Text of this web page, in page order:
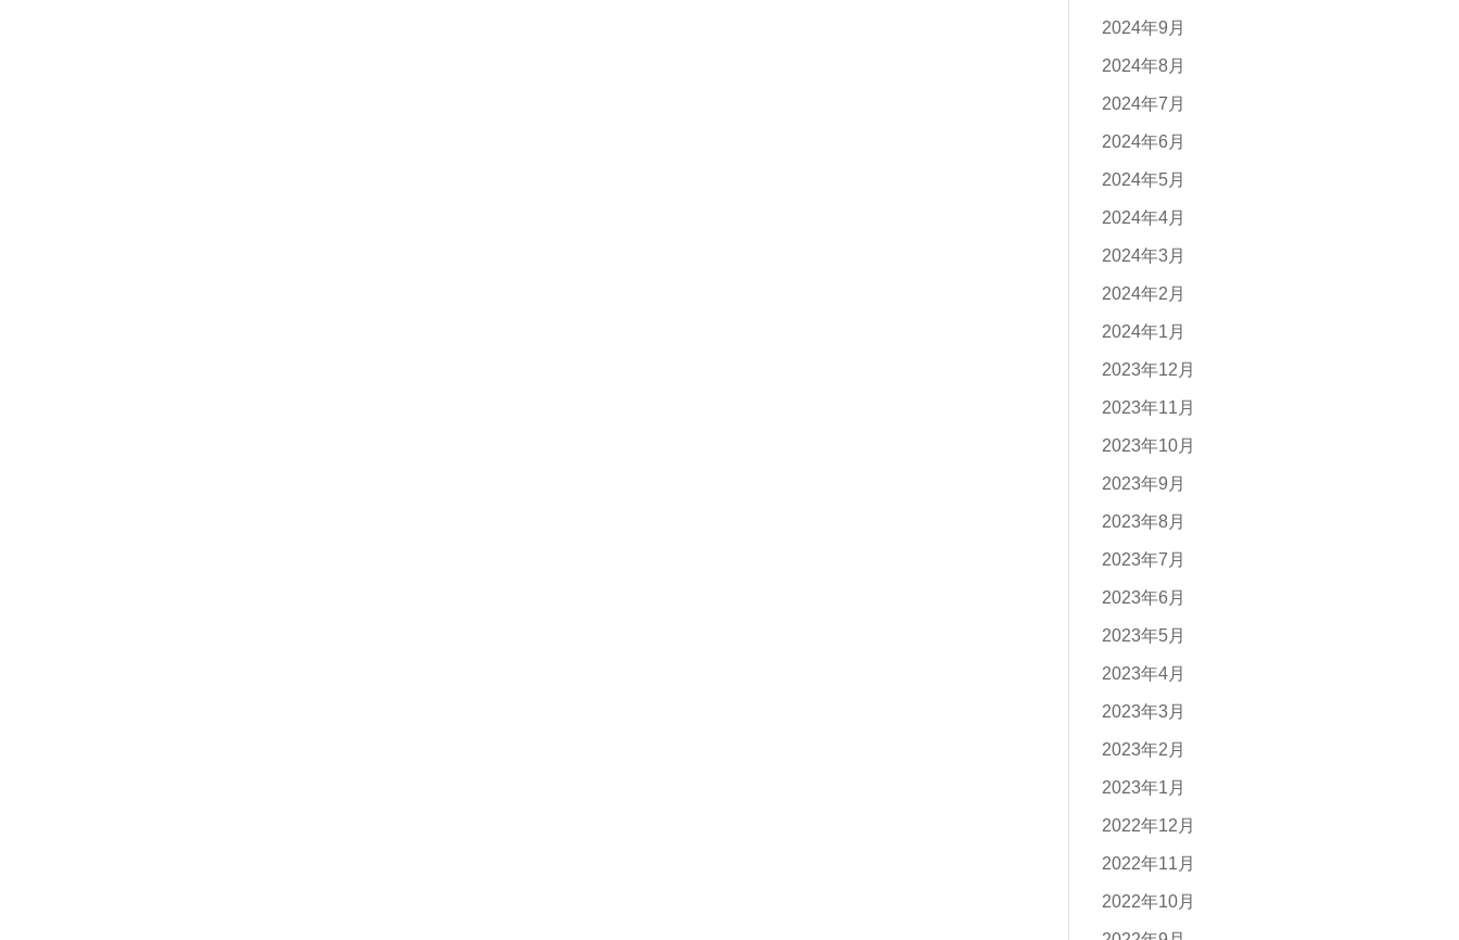
2024年9月
2024年8月
2024年7月
2024年6月
2024年5月
2024年4月
2024年3月
2024年2月
2024年1月
2023年12月
2023年11月
2023年10月
2023年9月
2023年8月
2023年7月
2023年6月
2023年5月
2023年4月
2023年3月
2023年2月
2023年1月
2022年12月
2022年11月
2022年10月